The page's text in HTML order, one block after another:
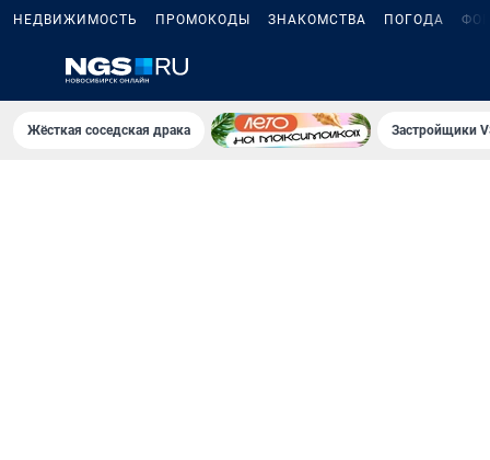
НЕДВИЖИМОСТЬ ПРОМОКОДЫ ЗНАКОМСТВА ПОГОДА
Жёсткая соседская драка Застройщики